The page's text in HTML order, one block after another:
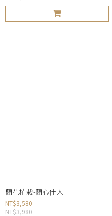
蘭花植栽-蘭心佳人
NT$3,580
NT$3,980